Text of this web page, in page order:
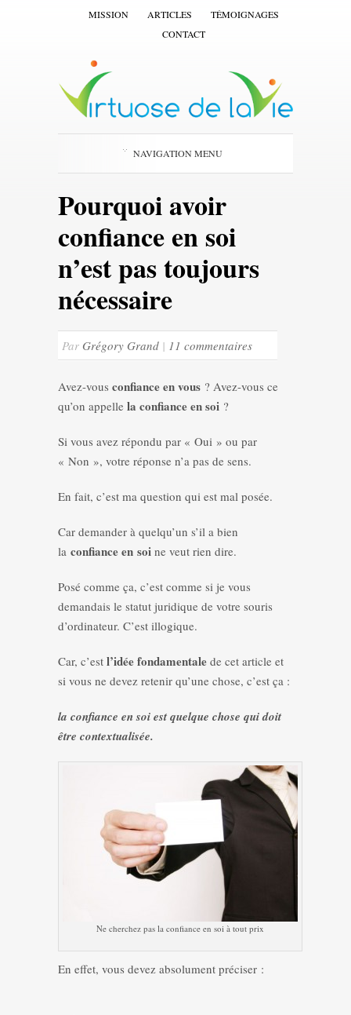
MISSION ARTICLES
TÉMOIGNAGES
CONTACT
NAVIGATION MENU
Pourquoi avoir
confiance en soi
n’est pas toujours
nécessaire
Par Grégory Grand | 11 commentaires
Avez-vous confiance en vous ? Avez-vous ce
qu’on appelle la confiance en soi ?
Si vous avez répondu par « Oui » ou par
« Non », votre réponse n’a pas de sens.
En fait, c’est ma question qui est mal posée.
Car demander à quelqu’un s’il a bien
la confiance en soi ne veut rien dire.
Posé comme ça, c’est comme si je vous
demandais le statut juridique de votre souris
d’ordinateur. C’est illogique.
Car, c’est l’idée fondamentale de cet article et
si vous ne devez retenir qu’une chose, c’est ça :
la confiance en soi est quelque chose qui doit
être contextualisée.
Ne cherchez pas la confiance en soi à tout prix
En effet, vous devez absolument préciser :